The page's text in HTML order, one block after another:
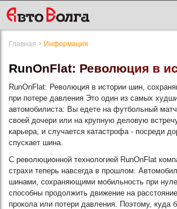
+7
(831)
432-
56-
56
Главная > Информация
RunOnFlat: Революция в ис
RunOnFlat: Революция в истории шин,
при потере давления Это один из самых
автомобилиста: Вы едете на футбольный
своей дочери или на крупную деловую
карьера, и случается катастрофа - посреди
спускает шина.
С революционной технологией RunOnFlat
страхи теперь навсегда в прошлом.
шинами, сохраняющими мобильность при
способны продолжить движение на
прокола или потери давления. Поэтому, куда